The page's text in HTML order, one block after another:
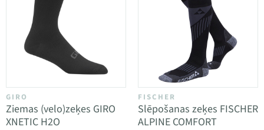
GIRO
Ziemas (velo)zeķes GIRO
XNETIC H2O
FISCHER
Slēpošanas zeķes FISCHER
ALPINE COMFORT